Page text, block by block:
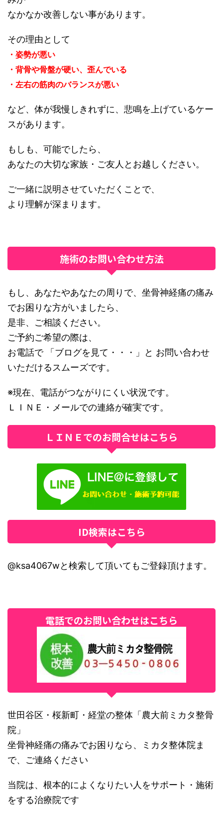
なかなか改善しない事があります。
その理由として
・姿勢が悪い
・背骨や骨盤が硬い、歪んでいる
・左右の筋肉のバランスが悪い
など、体が我慢しきれずに、悲鳴を上げているケー
スがあります。
もしも、可能でしたら、
あなたの大切な家族・ご友人とお越しください。
ご一緒に説明させていただくことで、
より理解が深まります。
施術のお問い合わせ方法
もし、あなたやあなたの周りで、坐骨神経痛の痛み
でお困りな方がいましたら、
是非、ご相談ください。
ご予約ご希望の際は、
お電話で 「ブログを見て・・・」と お問い合わせ
いただけるスムーズです。
※現在、電話がつながりにくい状況です。
ＬＩＮＥ・メールでの連絡が確実です。
ＬＩＮＥでのお問合せはこちら
ID検索はこちら
@ksa4067wと検索して頂いてもご登録頂けます。
電話でのお問い合わせはこちら
世田谷区・桜新町・経堂の整体「農大前ミカタ整骨
院」
坐骨神経痛の痛みでお困りなら、ミカタ整体院ま
で、ご連絡ください
当院は、根本的によくなりたい人をサポート・施術
をする治療院です